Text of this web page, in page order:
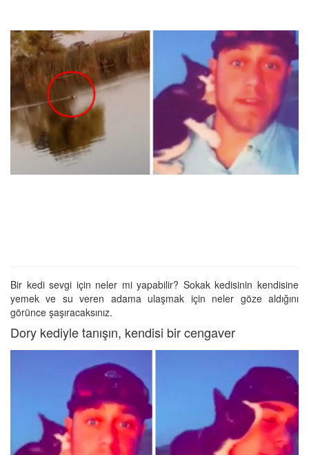
Bir kedi sevgi için neler mi yapabilir? Sokak kedisinin kendisine
yemek ve su veren adama ulaşmak için neler göze aldığını
görünce şaşıracaksınız.
Dory kediyle tanışın, kendisi bir cengaver